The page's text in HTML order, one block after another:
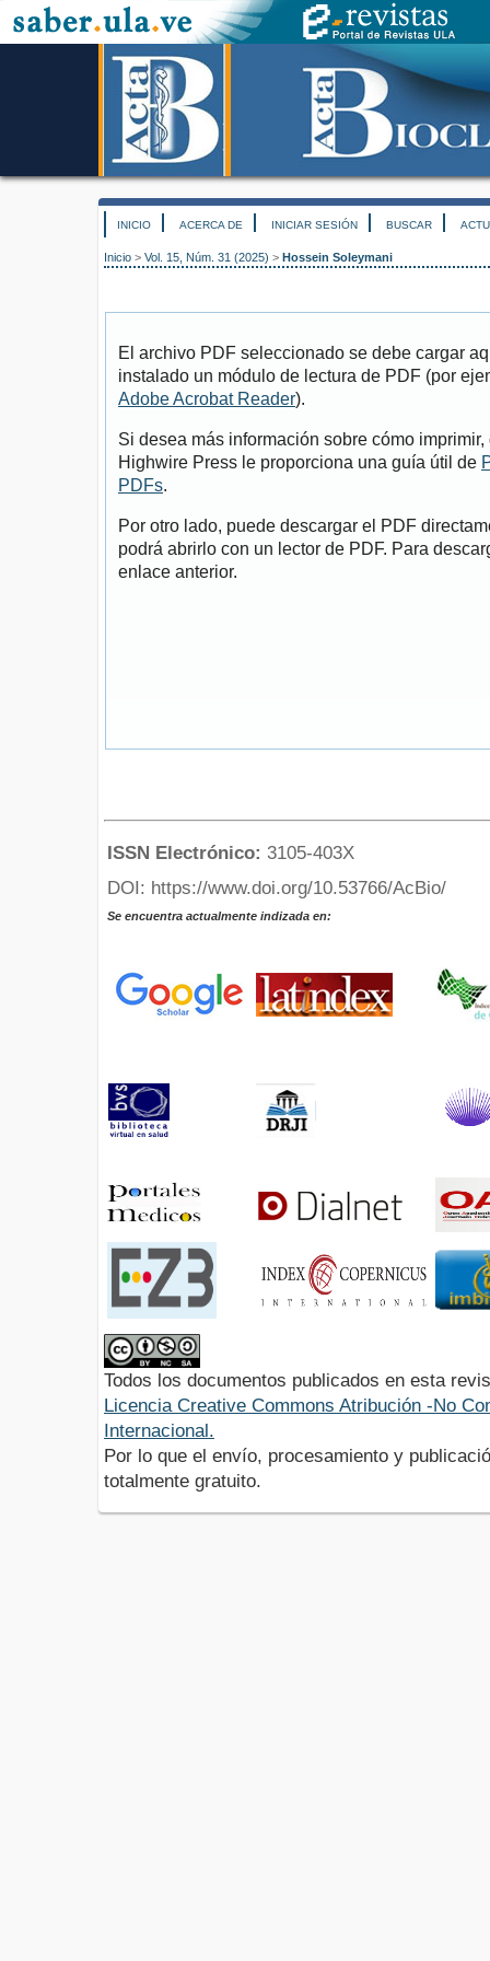
INICIO ACERCA DE INICIAR SESIÓN BUSCAR
Inicio > Vol. 15, Núm. 31 (2025) > Hossein Soleymani
El archivo PDF seleccionado se debe cargar
instalado un módulo de lectura de PDF (por
Adobe Acrobat Reader).
Si desea más información sobre cómo
Highwire Press le proporciona una guía útil de
PDFs.
Por otro lado, puede descargar el PDF
podrá abrirlo con un lector de PDF. Para
enlace anterior.
ISSN Electrónico: 3105-403X
DOI: https://www.doi.org/10.53766/AcBio/
Se encuentra actualmente indizada en:
Todos los documentos publicados en esta
Licencia Creative Commons Atribución -No
Internacional.
Por lo que el envío, procesamiento y
totalmente gratuito.